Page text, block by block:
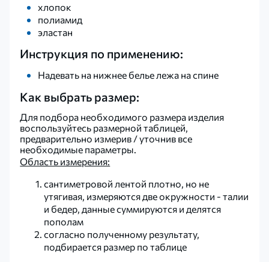
хлопок
полиамид
эластан
Инструкция по применению:
Надевать на нижнее белье лежа на спине
Как выбрать размер:
Для подбора необходимого размера изделия
воспользуйтесь размерной таблицей,
предварительно измерив / уточнив все
необходимые параметры.
Область измерения:
сантиметровой лентой плотно, но не
утягивая, измеряются две окружности - талии
и бедер, данные суммируются и делятся
пополам
согласно полученному результату,
подбирается размер по таблице